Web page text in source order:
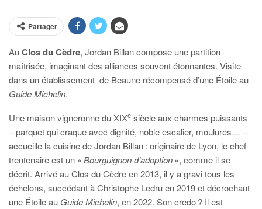
Partager
AuClos du Cèdre, Jordan Billan compose une partition
maîtrisée, imaginant des alliances souvent étonnantes. Visite
dans un établissement de Beaune récompensé d’une Étoile au
Guide Michelin.
Une maison vigneronne du XIXe siècle aux charmes puissants
– parquet qui craque avec dignité, noble escalier, moulures… –
accueille la cuisine de Jordan Billan : originaire de Lyon, le chef
trentenaire est un «Bourguignon d’adoption», comme il se
décrit. Arrivé au Clos du Cèdre en 2013, il y a gravi tous les
échelons, succédant à Christophe Ledru en 2019 et décrochant
une Étoile au Guide Michelin, en 2022. Son credo ? Il est